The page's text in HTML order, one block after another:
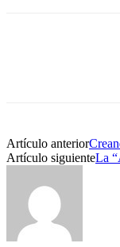
Artículo anterior
Artículo siguienteLa